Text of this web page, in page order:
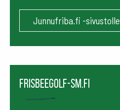
Junnufriba.fi -sivustolle
frisbeegolf-sm.fi